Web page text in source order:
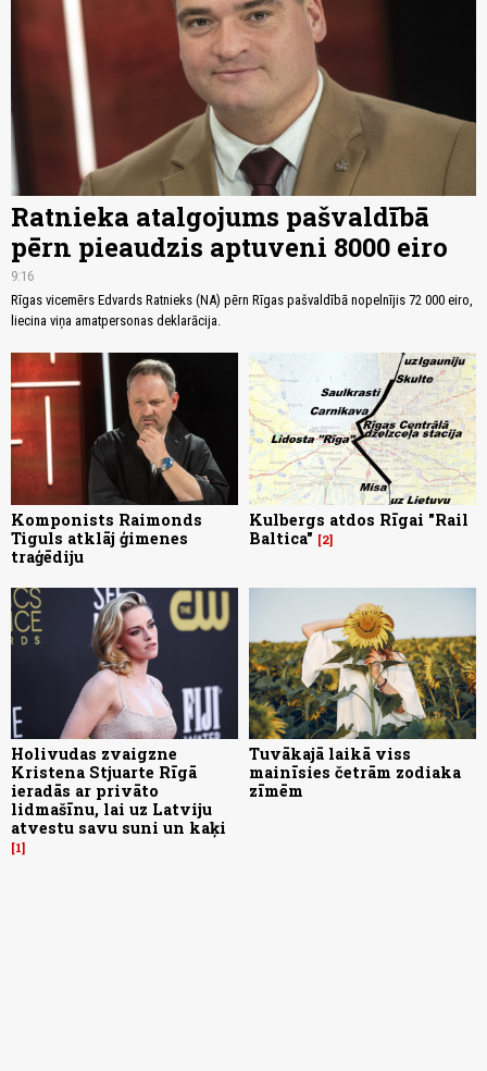
Ratnieka atalgojums pašvaldībā
pērn pieaudzis aptuveni 8000 eiro
9:16
Rīgas vicemērs Edvards Ratnieks (NA) pērn Rīgas pašvaldībā nopelnījis 72 000 eiro,
liecina viņa amatpersonas deklarācija.
Komponists Raimonds
Tiguls atklāj ģimenes
traģēdiju
Kulbergs atdos Rīgai "Rail
Baltica"
2
Holivudas zvaigzne
Kristena Stjuarte Rīgā
ieradās ar privāto
lidmašīnu, lai uz Latviju
atvestu savu suni un kaķi
1
Tuvākajā laikā viss
mainīsies četrām zodiaka
zīmēm